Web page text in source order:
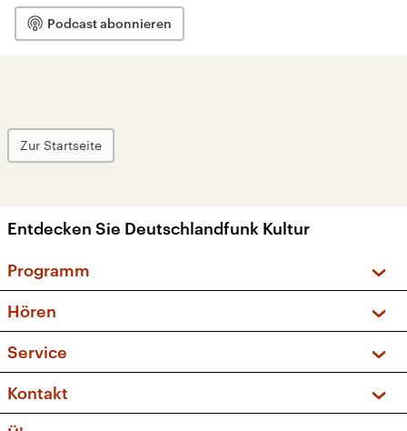
Podcast abonnieren
Zur Startseite
Entdecken Sie Deutschlandfunk Kultur
Programm
Sendungen und Podcasts
Musikliste
Kakadu – Das Kinderprogramm
Hören
Frequenzen (UKW + DAB+)
Service
FAQ
Apps
Kontakt